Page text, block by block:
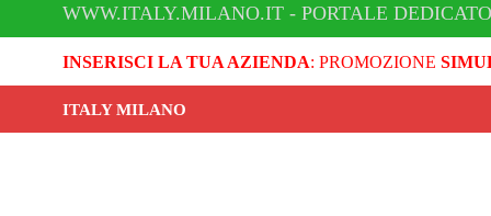
WWW.ITALY.MILANO.IT - PORTALE
INSERISCI LA TUA AZIENDA: PROMOZIONE
ITALY MILANO